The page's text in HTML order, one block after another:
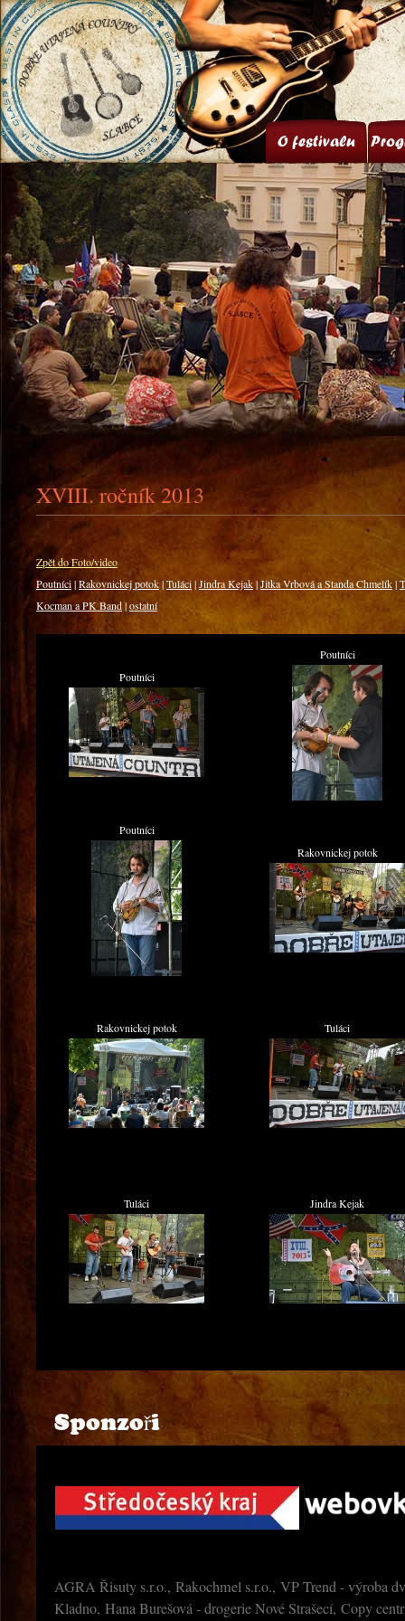
XVIII. ročník 2013
Zpět do Foto/video
Poutníci|Rakovnickej potok|Tuláci|Jindra Kejak|Jitka Vrbová a Standa Chmelík|
Kocman a PK Band|ostatní
Poutníci
Poutníci
Poutníci
Rakovnickej potok
Rakovnickej potok Tuláci
Tuláci Jindra Kejak
fronta na CD
Sponzoři
AGRA Řisuty s.r.o., Rakochmel s.r.o., VP Trend - výroba
Kladno, Hana Burešová - drogerie Nové Strašecí, Copy
O festivalu